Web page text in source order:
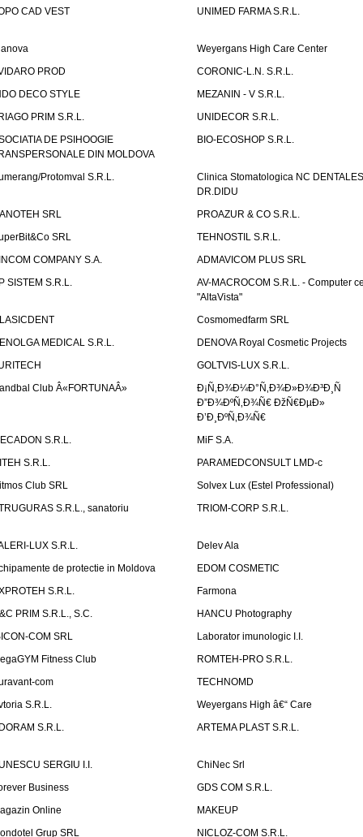
CAD VEST
UNIMED FARMA S.R.L.
Weyergans High Care Center
PROD
CORONIC-L.N. S.R.L.
DECO STYLE
MEZANIN - V S.R.L.
PRIM S.R.L.
UNIDECOR S.R.L.
DE PSIHOOGIE
DIN MOLDOVA
BIO-ECOSHOP S.R.L.
Protomval S.R.L.
Clinica Stomatologica NC DENTALES
DR.DIDU
SRL
PROAZUR & CO S.R.L.
SRL
TEHNOSTIL S.R.L.
COMPANY S.A.
ADMAVICOM PLUS SRL
SISTEM S.R.L.
AV-MACROCOM S.R.L. - Computer
"AltaVista"
Cosmomedfarm SRL
MEDICAL S.R.L.
DENOVA Royal Cosmetic Projects
GOLTVIS-LUX S.R.L.
Club Â«FORTUNAÂ»
Ð¡Ñ‚Ð¾Ð¼Ð°Ñ‚Ð¾Ð»Ð¾Ð³Ð¸Ñ
Ð”Ð¾ÐºÑ‚Ð¾Ñ€ ÐžÑ€ÐµÐ»
Ð’Ð¸ÐºÑ‚Ð¾Ñ€
S.R.L.
MiF S.A.
S.R.L.
PARAMEDCONSULT LMD-c
Club SRL
Solvex Lux (Estel Professional)
S.R.L., sanatoriu
TRIOM-CORP S.R.L.
LUX S.R.L.
Delev Ala
de protectie in Moldova
EDOM COSMETIC
S.R.L.
Farmona
PRIM S.R.L., S.C.
HANCU Photography
COM SRL
Laborator imunologic I.I.
Fitness Club
ROMTEH-PRO S.R.L.
com
TECHNOMD
S.R.L.
Weyergans High â€“ Care
S.R.L.
ARTEMA PLAST S.R.L.
SERGIU I.I.
ChiNec Srl
Business
GDS COM S.R.L.
Online
MAKEUP
Grup SRL
NICLOZ-COM S.R.L.